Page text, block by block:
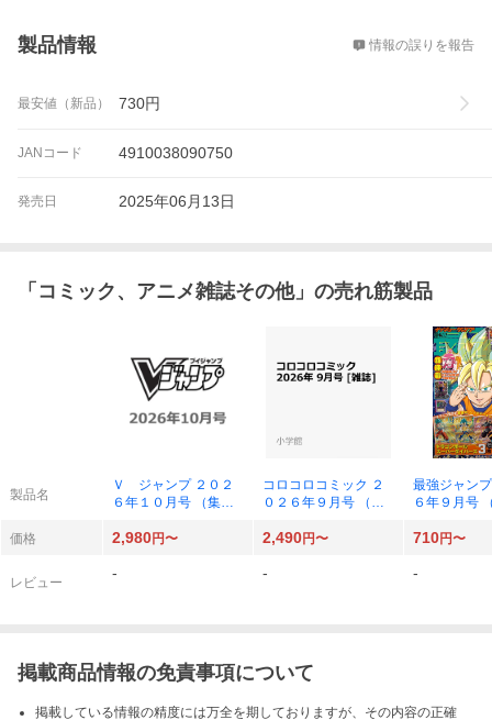
製品情報 情報の誤りを報告
最安値（新品） 730円
JANコード 4910038090750
発売日 2025年06月13日
「 コミック、アニメ雑誌その他」の売れ筋製品
製品名
Ｖ ジャンプ ２０２
６年１０月号 （集英
コロコロコミック ２
０２６年９月号 （小
最強ジャン
６年９月号
価格
2,980円〜 2,490円〜 710円〜
レビュー
- - -
掲載商品情報の免責事項について
掲載している情報の精度には万全を期しておりますが、その内容の正確